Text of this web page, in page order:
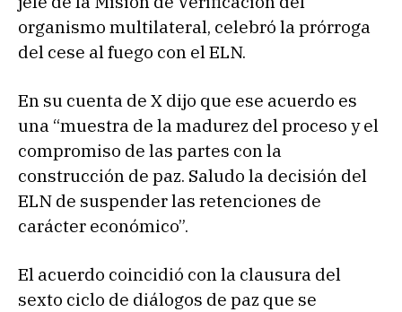
organismo multilateral, celebró la prórroga
del cese al fuego con el ELN.
En su cuenta de X dijo que ese acuerdo es
una “muestra de la madurez del proceso y el
compromiso de las partes con la
construcción de paz. Saludo la decisión del
ELN de suspender las retenciones de
carácter económico”.
El acuerdo coincidió con la clausura del
sexto ciclo de diálogos de paz que se